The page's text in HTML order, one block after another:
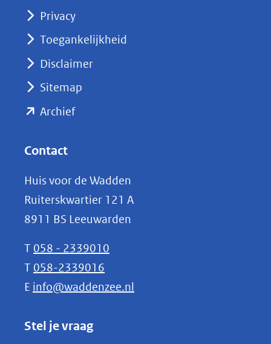
nieuw
naar
Privacy
Toegankelijkheid
Disclaimer
Sitemap
Archief(opent
(verwijst
naar
een
andere
website)
Contact
Huis voor de Wadden
Ruiterskwartier 121 A
8911 BS Leeuwarden
T 058 - 2339010
T 058-2339016
E info@waddenzee.nl
Stel je vraag